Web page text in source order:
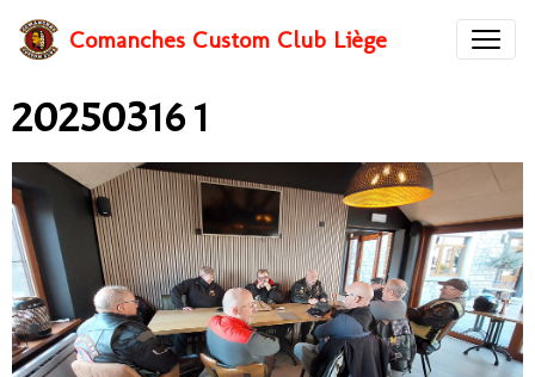
Comanches Custom Club Liège
20250316 1